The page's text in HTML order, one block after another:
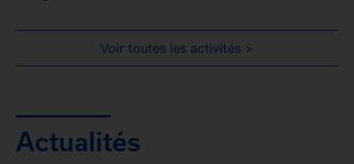
Voir toutes les activités >
Actualités